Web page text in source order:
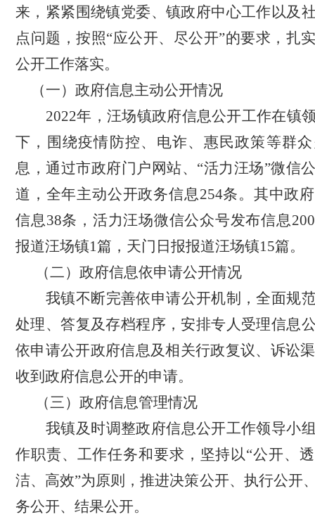
来，紧紧围绕镇党委、镇政府中心工作以及
点问题，按照“应公开、尽公开”的要求，扎
公开工作落实。
（一） 政府信息主动公开情况
2022年，汪场镇政府信息公开工作在镇
下，围绕疫情防控、电诈、惠民政策等群
息，通过市政府门户网站、 “活力汪场”微信
道，全年主动公开政务信息254条。其中政
信息38条，活力汪场微信公众号发布信息200
报道汪场镇1篇，天门日报报道汪场镇15篇。
（二） 政府信息依申请公开情况
我镇不断完善依申请公开机制，全面规
处理、答复及存档程序，安排专人受理信息
依申请公开政府信息及相关行政复议、诉讼
收到政府信息公开的申请。
（三） 政府信息管理情况
我镇及时调整政府信息公开工作领导小
作职责、工作任务和要求，坚持以“公开、
洁、高效”为原则，推进决策公开、执行公开
务公开、结果公开。